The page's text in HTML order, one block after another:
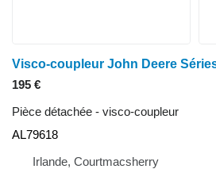
195 €
Pièce détachée - visco-coupleur
AL79618
Irlande, Courtmacsherry